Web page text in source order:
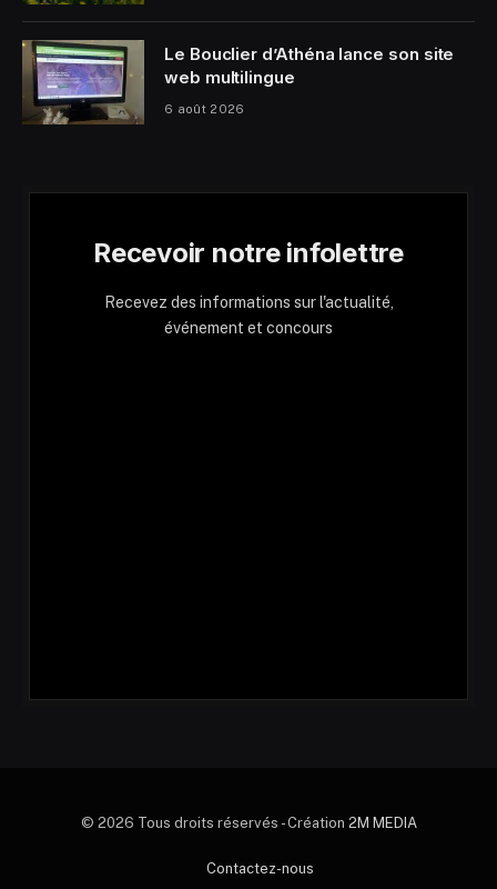
Le Bouclier d’Athéna lance son site
web multilingue
6 août 2026
Recevoir notre infolettre
Recevez des informations sur l'actualité,
événement et concours
© 2026 Tous droits réservés - Création 2M MEDIA
Contactez-nous